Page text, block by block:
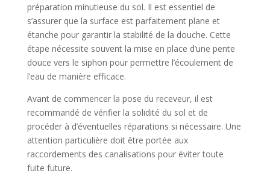
préparation minutieuse du sol. Il est essentiel de
s’assurer que la surface est parfaitement plane et
étanche pour garantir la stabilité de la douche. Cette
étape nécessite souvent la mise en place d’une pente
douce vers le siphon pour permettre l’écoulement de
l’eau de manière efficace.
Avant de commencer la pose du receveur, il est
recommandé de vérifier la solidité du sol et de
procéder à d’éventuelles réparations si nécessaire. Une
attention particulière doit être portée aux
raccordements des canalisations pour éviter toute
fuite future.